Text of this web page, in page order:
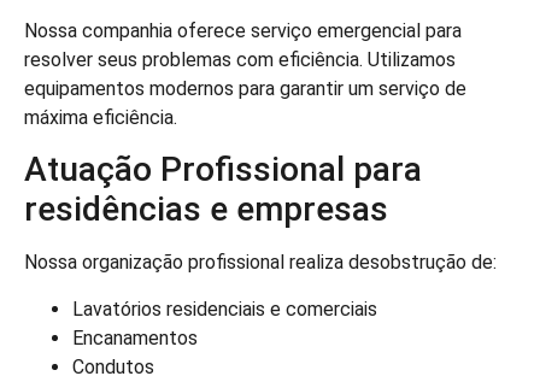
Nossa companhia oferece serviço emergencial para
resolver seus problemas com eficiência. Utilizamos
equipamentos modernos para garantir um serviço de
máxima eficiência.
Atuação Profissional para
residências e empresas
Nossa organização profissional realiza desobstrução de:
Lavatórios residenciais e comerciais
Encanamentos
Condutos